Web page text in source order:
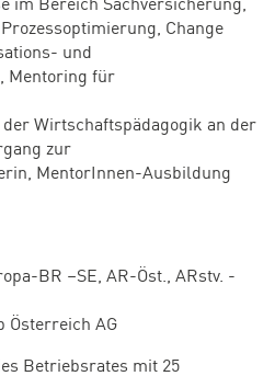
im Bereich Sachversicherung,
Change
und
Mentoring für
Wirtschaftspädagogik an der
zur
MentorInnen-Ausbildung
BR –SE, AR-Öst., ARstv. -
Österreich AG
Betriebsrates mit 25